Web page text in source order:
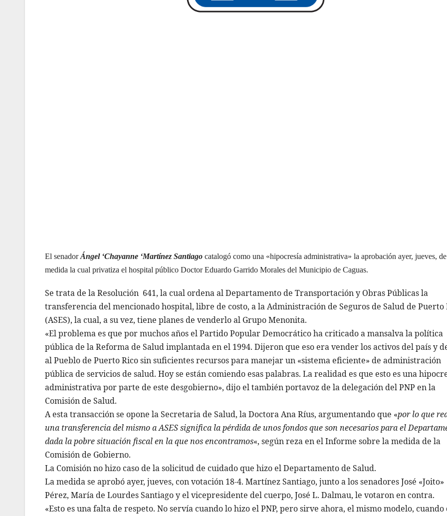
El senadorÁngel ‘Chayanne ‘Martínez Santiago catalogó como una «hipocresía administrativa» la aprobación ayer, jueves,
medida la cual privatiza el hospital público Doctor Eduardo Garrido Morales del Municipio de Caguas.
Se trata de la Resolución 641, la cual ordena al Departamento de Transportación y Obras Públicas la
transferencia del mencionado hospital, libre de costo, a la Administración de Seguros de Salud de Puerto
(ASES), la cual, a su vez, tiene planes de venderlo al Grupo Menonita.
«El problema es que por muchos años el Partido Popular Democrático ha criticado a mansalva la política
pública de la Reforma de Salud implantada en el 1994. Dijeron que eso era vender los activos del país y
al Pueblo de Puerto Rico sin suficientes recursos para manejar un «sistema eficiente» de administración
pública de servicios de salud. Hoy se están comiendo esas palabras. La realidad es que esto es una
administrativa por parte de este desgobierno», dijo el también portavoz de la delegación del PNP en la
Comisión de Salud.
A esta transacción se opone la Secretaria de Salud, la Doctora Ana Ríus, argumentando que «por lo que
una transferencia del mismo a ASES significa la pérdida de unos fondos que son necesarios para el
dada la pobre situación fiscal en la que nos encontramos«, según reza en el Informe sobre la medida de la
Comisión de Gobierno.
La Comisión no hizo caso de la solicitud de cuidado que hizo el Departamento de Salud.
La medida se aprobó ayer, jueves, con votación 18-4. Martínez Santiago, junto a los senadores José «Joito»
Pérez, María de Lourdes Santiago y el vicepresidente del cuerpo, José L. Dalmau, le votaron en contra.
«Esto es una falta de respeto. No servía cuando lo hizo el PNP, pero sirve ahora, el mismo modelo, cuando